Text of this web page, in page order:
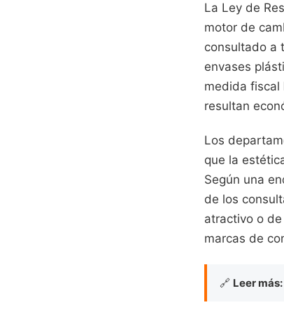
La Ley de
motor de
consultado a
envases
medida fiscal
resultan
Los
que la
Según una
de los
atractivo o
marcas de
🔗 Leer más: